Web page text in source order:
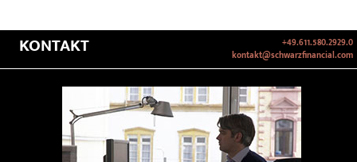
KONTAKT
+49.611.580.2929.0
kontakt@schwarzfinancial.com